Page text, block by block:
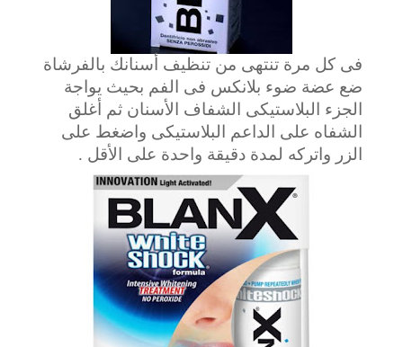
فى كل مرة تنتهى من تنظيف أسنانك بالفرشاة
ضع عضة ضوء بلانكس فى الفم بحيث يواجة
الجزء البلاستيكى الشفاف الأسنان ثم أغلق
الشفاه على الداعم البلاستيكى واضغط على
الزر واتركه لمدة دقيقة واحدة على الأقل .